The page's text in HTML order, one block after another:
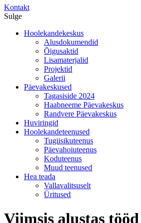
Kontakt
Sulge
Hoolekandekeskus
Alusdokumendid
Õigusaktid
Lisamaterjalid
Projektid
Galerii
Päevakeskused
Tagasiside 2024
Haabneeme Päevakeskus
Randvere Päevakeskus
Huviringid
Hoolekandeteenused
Tugiisikuteenus
Päevahoiuteenus
Koduteenus
Muud teenused
Hea teada
Vallavalitsuselt
Üritused
Viimsis alustas